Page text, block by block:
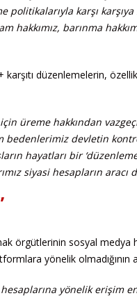
karşı
barınma
karşıtı düzenlemelerin,
üreme hakkından
bedenlerimiz devletin
hayatları bir
siyasi hesapların aracı
örgütlerinin sosyal
yönelik olmadığının
yönelik erişim